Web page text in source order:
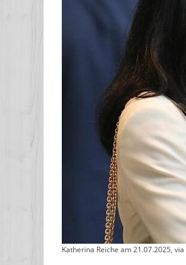
Katherina Reiche am 21.07.2025,